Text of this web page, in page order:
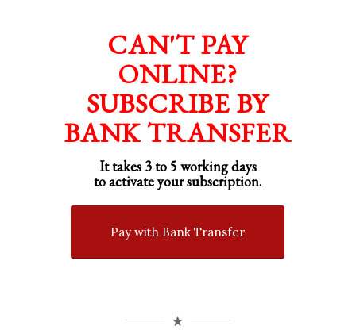
CAN'T PAY
ONLINE?
SUBSCRIBE BY
BANK TRANSFER
It takes 3 to 5 working days
to activate your subscription.
Pay with Bank Transfer